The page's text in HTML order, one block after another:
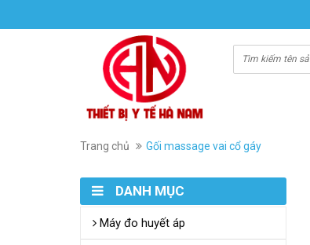
Trang chủ Gối massage vai cổ gáy
DANH MỤC
Máy đo huyết áp